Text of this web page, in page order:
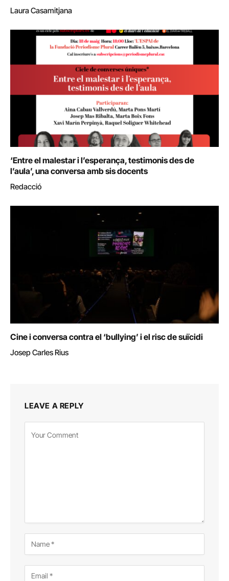
Laura Casamitjana
‘Entre el malestar i l’esperança, testimonis des de
l’aula’, una conversa amb sis docents
Redacció
Cine i conversa contra el ‘bullying’ i el risc de suïcidi
Josep Carles Rius
LEAVE A REPLY